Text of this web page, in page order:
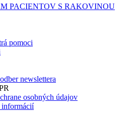
PACIENTOV S RAKOVINOU
pomoci
newslettera
osobných údajov
informácií